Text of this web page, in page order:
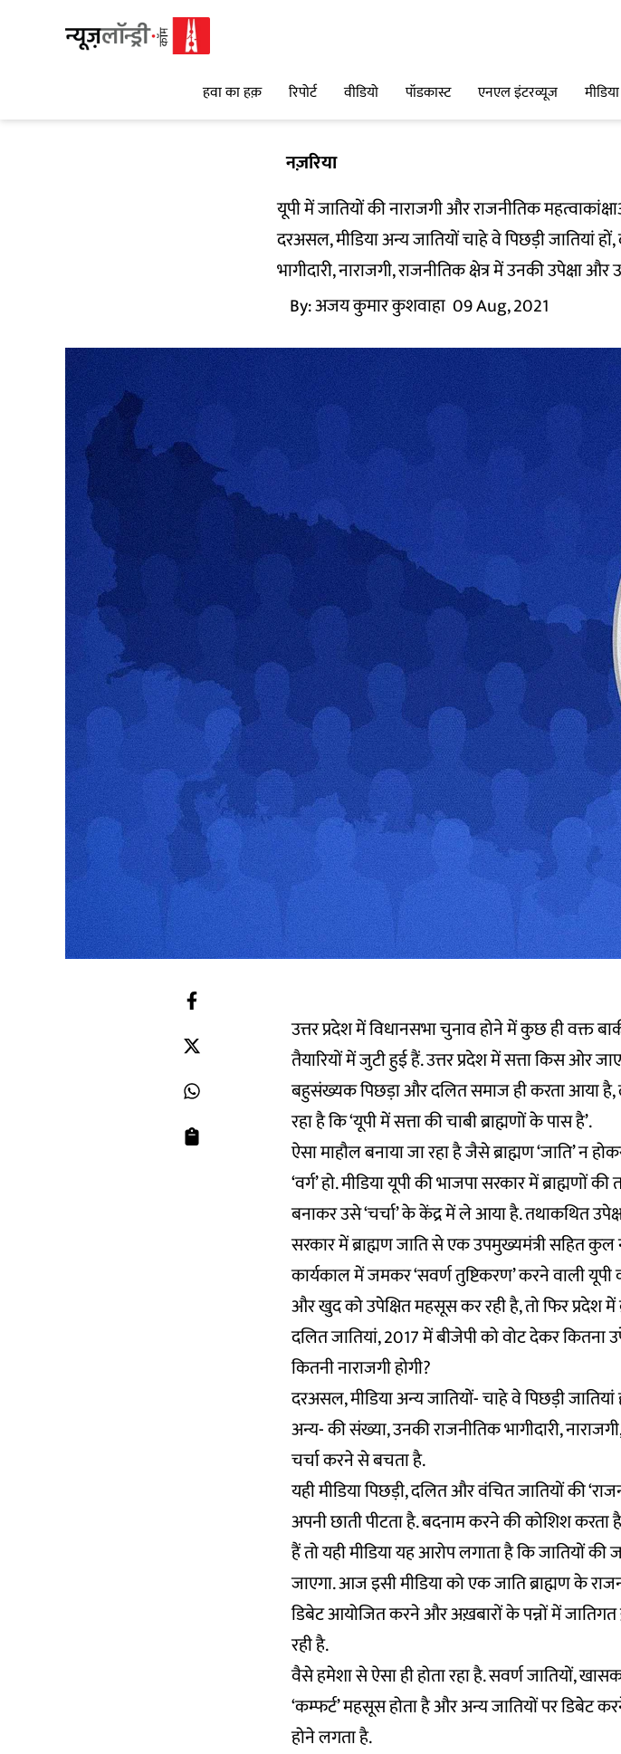
हवा का हक़ रिपोर्ट वीडियो पॉडकास्ट एनएल इंटरव्यूज मीडिया
नज़रिया
यूपी में जातियों की नाराजगी और राजनीतिक
दरअसल, मीडिया अन्य जातियों चाहे वे पिछड़ी जातियां
भागीदारी, नाराजगी, राजनीतिक क्षेत्र में उनकी उपेक्षा
By:अजय कुमार कुशवाहा 09 Aug, 2021
उत्तर प्रदेश में विधानसभा चुनाव होने में कुछ ही वक्त
तैयारियों में जुटी हुई हैं. उत्तर प्रदेश में सत्ता किस ओर
बहुसंख्यक पिछड़ा और दलित समाज ही करता आया है,
रहा है कि ‘यूपी में सत्ता की चाबी ब्राह्मणों के पास है’.
ऐसा माहौल बनाया जा रहा है जैसे ब्राह्मण ‘जाति’ न
‘वर्ग’ हो. मीडिया यूपी की भाजपा सरकार में ब्राह्मणों
बनाकर उसे ‘चर्चा’ के केंद्र में ले आया है. तथाकथित
सरकार में ब्राह्मण जाति से एक उपमुख्यमंत्री सहित कुल
कार्यकाल में जमकर ‘सवर्ण तुष्टिकरण’ करने वाली यूपी
और खुद को उपेक्षित महसूस कर रही है, तो फिर प्रदेश
दलित जातियां, 2017 में बीजेपी को वोट देकर
कितनी नाराजगी होगी?
दरअसल, मीडिया अन्य जातियों- चाहे वे पिछड़ी
अन्य- की संख्या, उनकी राजनीतिक भागीदारी,
चर्चा करने से बचता है.
यही मीडिया पिछड़ी, दलित और वंचित जातियों की
अपनी छाती पीटता है. बदनाम करने की कोशिश
हैं तो यही मीडिया यह आरोप लगाता है कि जातियों की
जाएगा. आज इसी मीडिया को एक जाति ब्राह्मण के
डिबेट आयोजित करने और अख़बारों के पन्नों में
रही है.
वैसे हमेशा से ऐसा ही होता रहा है. सवर्ण जातियों,
‘कम्‍फर्ट’ महसूस होता है और अन्य जातियों पर डिबेट
होने लगता है.